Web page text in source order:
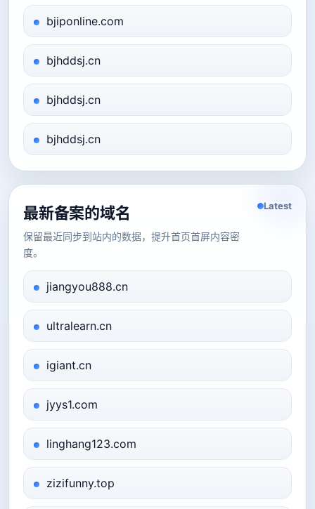
bjiponline.com
bjhddsj.cn
bjhddsj.cn
bjhddsj.cn
最新备案的域名
保留最近同步到站内的数据，提升首页首屏内容密
度。
Latest
jiangyou888.cn
ultralearn.cn
igiant.cn
jyys1.com
linghang123.com
zizifunny.top